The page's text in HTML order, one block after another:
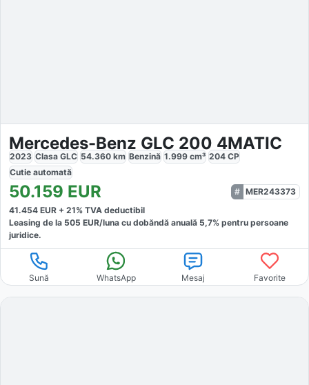
Mercedes-Benz GLC 200 4MATIC
2023 Clasa GLC 54.360 km Benzină 1.999 cm³ 204 CP
Cutie automată
50.159 EUR
MER243373
41.454 EUR + 21% TVA deductibil
Leasing de la 505 EUR/luna cu dobăndă anuală 5,7% pentru persoane
juridice.
Sună WhatsApp Mesaj Favorite